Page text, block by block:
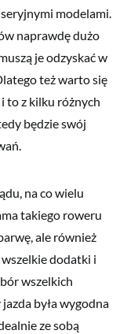
modelami.
naprawdę dużo
je odzyskać w
też warto się
to z kilku różnych
będzie swój
na co wielu
takiego roweru
ale również
dodatki i
wszelkich
była wygodna
ze sobą